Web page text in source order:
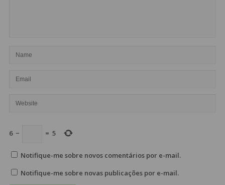
6 − = 5
Notifique-me sobre novos comentários por e-mail.
Notifique-me sobre novas publicações por e-mail.